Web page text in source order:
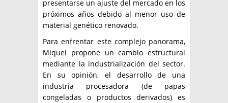
presentarse un ajuste del mercado en los
próximos años debido al menor uso de
material genético renovado.
Para enfrentar este complejo panorama,
Miquel propone un cambio estructural
mediante la industrialización del sector.
En su opinión, el desarrollo de una
industria procesadora (de papas
congeladas o productos derivados) es